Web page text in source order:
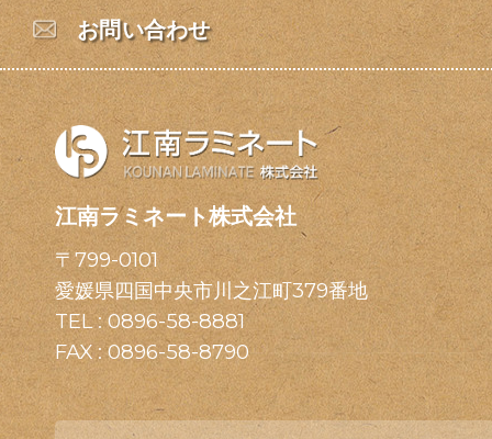
お問い合わせ
江南ラミネート株式会社
〒799-0101
愛媛県四国中央市川之江町379番地
TEL :0896-58-8881
FAX : 0896-58-8790